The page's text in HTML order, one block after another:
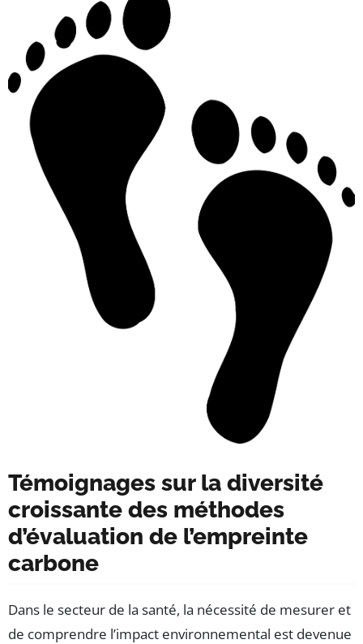
Témoignages sur la diversité
croissante des méthodes
d’évaluation de l’empreinte
carbone
Dans le secteur de la santé, la nécessité de mesurer et
de comprendre l’impact environnemental est devenue